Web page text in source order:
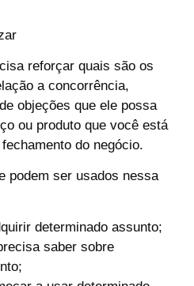
reforçar quais são os
a concorrência,
objeções que ele possa
ou produto que você está
do negócio.
podem ser usados nessa
determinado assunto;
saber sobre